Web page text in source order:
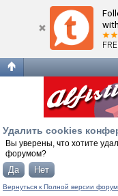
Удалить cookies
Удалить cookies
Вы уверены, что хотите
форумом?
Вернуться к Полной версии